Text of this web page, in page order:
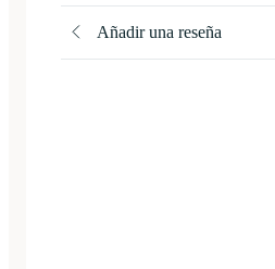
Añadir una reseña